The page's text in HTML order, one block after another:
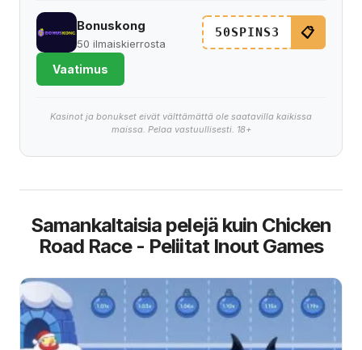
Bonuskong
50 ilmaiskierrosta
50SPINS3 📋
Vaatimus
Kasinot ja bonukset eivät välttämättä ole saatavilla kaikissa
maissa. Pelaa vastuullisesti. 18+
Samankaltaisia pelejä kuin Chicken
Road Race - Peliitat Inout Games